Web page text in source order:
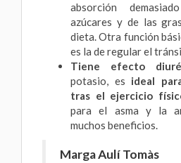
absorción
azúcares y de las
dieta. Otra función
es la de regular el
Tiene efecto
potasio, es ideal
tras el ejercicio
para el asma y la
muchos beneficios.
Marga Aulí Tomàs